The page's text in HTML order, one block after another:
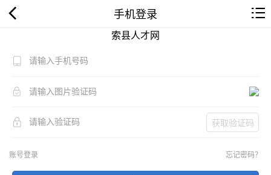
手机登录
索县人才网
获取验证码
账号登录 忘记密码？